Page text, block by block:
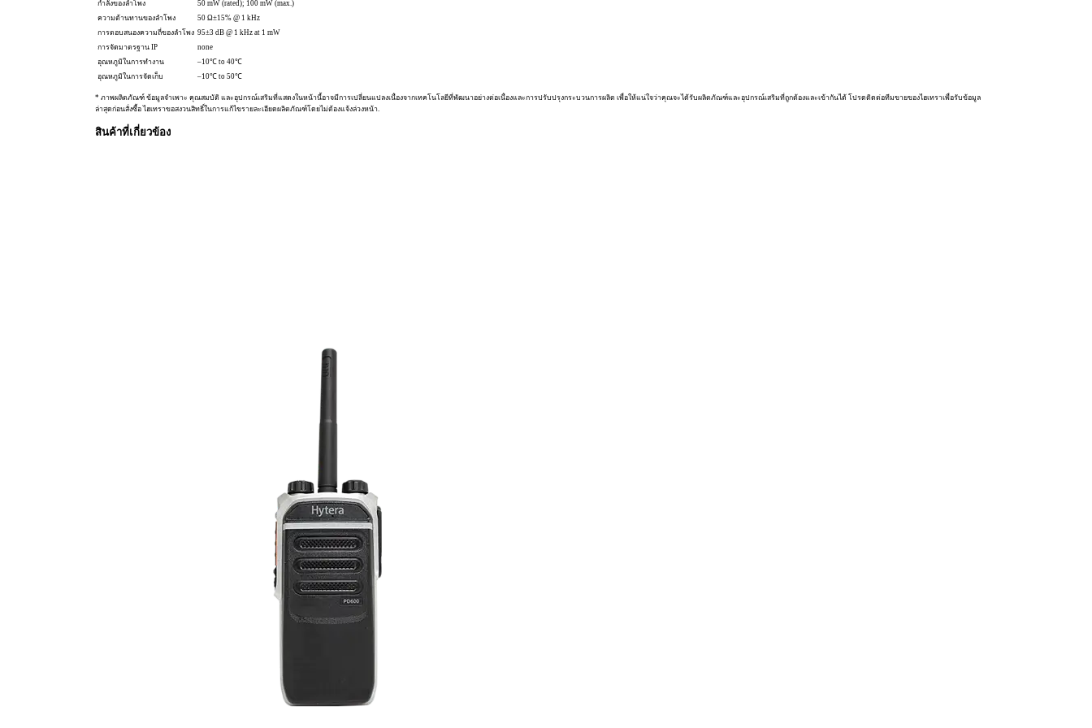
กำลังของลำโพง
50 mW (rated); 100 mW (max.)
ความต้านทานของลำโพง
50 Ω±15% @ 1 kHz
การตอบสนองความถี่ของลำโพง 95±3 dB @ 1 kHz at 1 mW
การจัดมาตรฐาน IP
none
อุณหภูมิในการทำงาน
–10℃ to 40℃
อุณหภูมิในการจัดเก็บ
–10℃ to 50℃
* ภาพผลิตภัณฑ์ ข้อมูลจำเพาะ คุณสมบัติ และอุปกรณ์เสริมที่แสดงในหน้านี้อาจมีการเปลี่ยนแปลงเนื่องจากเทคโนโลยีที่พัฒนาอย่างต่อเนื่องและการปรับปรุงกระบวนการผลิต เพื่อให้แน่ใจว่าคุณจะได้รับผลิตภัณฑ์และอุปกรณ์เสริมที่ถูกต้องและเข้ากันได้ โปรดติดต่อทีมขายของไฮเทราเพื่อรับข้อมูล
ล่าสุดก่อนสั่งซื้อ ไฮเทราขอสงวนสิทธิ์ในการแก้ไขรายละเอียดผลิตภัณฑ์โดยไม่ต้องแจ้งล่วงหน้า.
สินค้าที่เกี่ยวข้อง